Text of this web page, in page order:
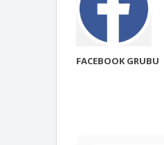
FACEBOOK GRUBU